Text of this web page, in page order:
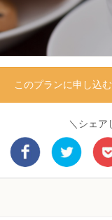
このプランに申し込む
＼シェア